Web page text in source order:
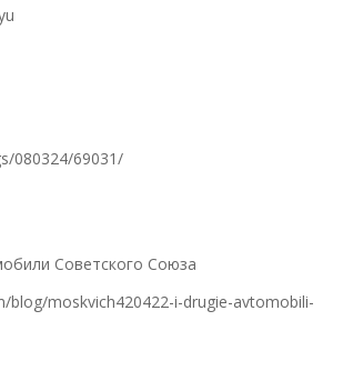
080324/69031/
Советского Союза
blog/moskvich420422-i-drugie-avtomobili-